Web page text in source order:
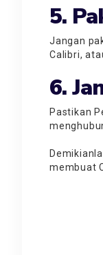
5.
Jangan
Calibri,
6.
Pastikan
membuat